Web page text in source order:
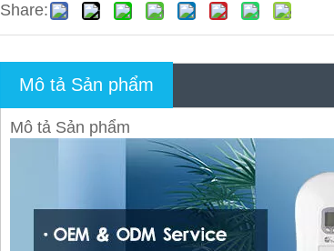
Share:
Mô tả Sản phẩm
Mô tả Sản phẩm